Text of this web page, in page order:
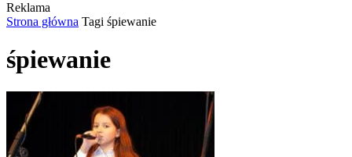
Reklama
Strona główna Tagi śpiewanie
śpiewanie